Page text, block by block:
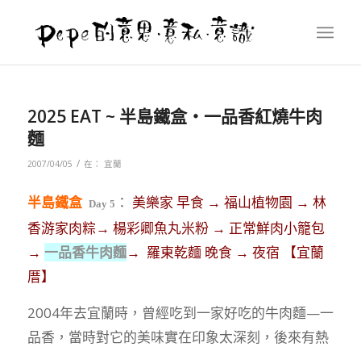
2025 EAT ~ 半島鐵盒‧一品香紅燒牛肉
麵
2007/04/05 / 在： 宜蘭
半島鐵盒 Day 5 ： 美樂家 早食 → 福山植物園 → 林
香游家肉粽→ 楊彩卿魚丸米粉 → 正常鮮肉小籠包
→ 一品香牛肉麵→ 羅東乾麵 晚食 → 夜宿 【宜蘭
厝】
2004年去宜蘭時，曾經吃到一家好吃的牛肉麵—一
品香，當時對它的美味實在印象太深刻，後來有熱